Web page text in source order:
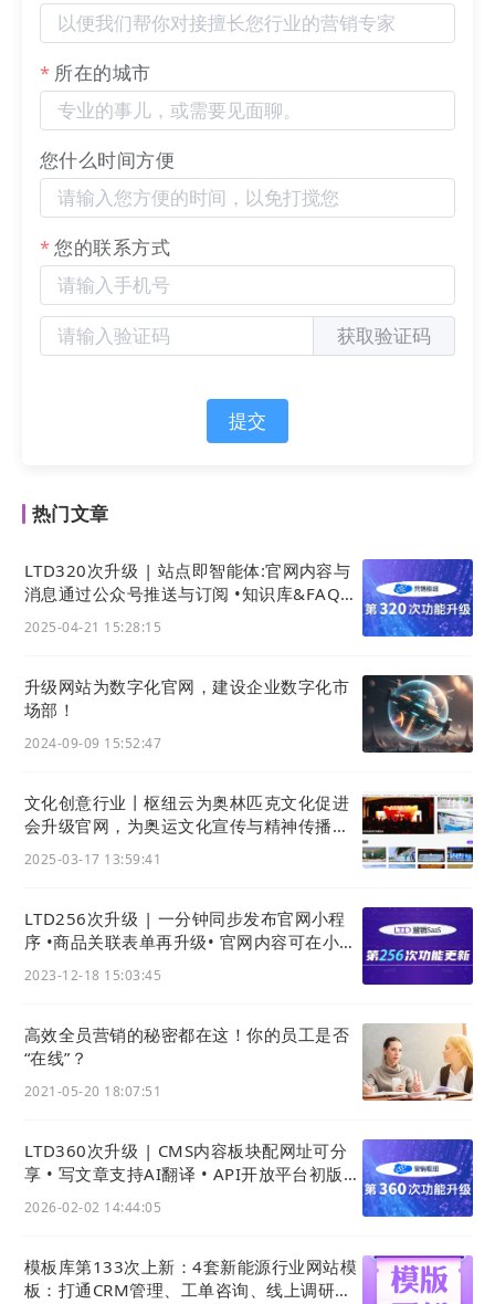
3）点击“专栏商品”对已建立的专栏商品添加目录和课程
商品
所在的城市
您什么时间方便
您的联系方式
获取验证码
提交
热门文章
LTD320次升级 | 站点即智能体:官网内容与
消息通过公众号推送与订阅 •知识库&FAQ接
2025-04-21 15:28:15
升级网站为数字化官网，建设企业数字化市
场部！
2024-09-09 15:52:47
文化创意行业丨枢纽云为奥林匹克文化促进
会升级官网，为奥运文化宣传与精神传播加
2025-03-17 13:59:41
LTD256次升级 | 一分钟同步发布官网小程
序 •商品关联表单再升级• 官网内容可在小程
2023-12-18 15:03:45
高效全员营销的秘密都在这！你的员工是否
“在线”？
2021-05-20 18:07:51
LTD360次升级 | CMS内容板块配网址可分
享 • 写文章支持AI翻译 • API开放平台初版上
2026-02-02 14:44:05
模板库第133次上新：4套新能源行业网站模
板：打通CRM管理、工单咨询、线上调研表